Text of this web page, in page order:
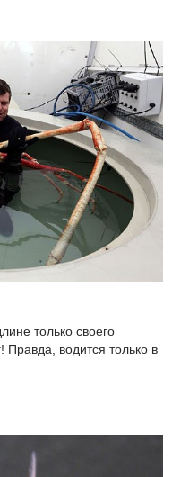
только своего
Правда, водится только в